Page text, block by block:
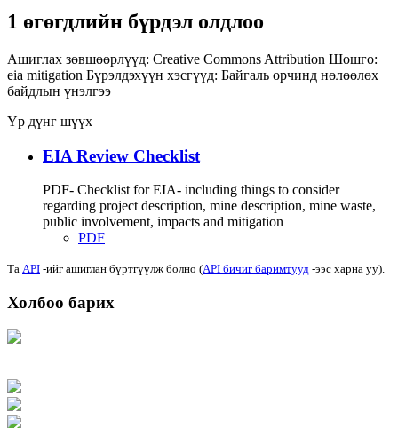
1 өгөгдлийн бүрдэл олдлоо
Ашиглах зөвшөөрлүүд: Creative Commons Attribution Шошго:
eia mitigation Бүрэлдэхүүн хэсгүүд: Байгаль орчинд нөлөөлөх
байдлын үнэлгээ
Үр дүнг шүүх
EIA Review Checklist
PDF- Checklist for EIA- including things to consider
regarding project description, mine description, mine waste,
public involvement, impacts and mitigation
PDF
Та API -ийг ашиглан бүртгүүлж болно (API бичиг баримтууд -ээс харна уу).
Холбоо барих